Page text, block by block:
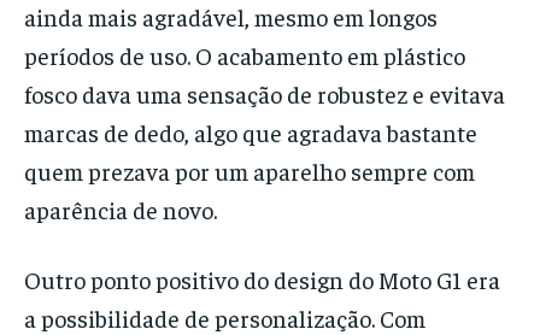
ainda mais agradável, mesmo em longos
períodos de uso. O acabamento em plástico
fosco dava uma sensação de robustez e evitava
marcas de dedo, algo que agradava bastante
quem prezava por um aparelho sempre com
aparência de novo.
Outro ponto positivo do design do Moto G1 era
a possibilidade de personalização. Com